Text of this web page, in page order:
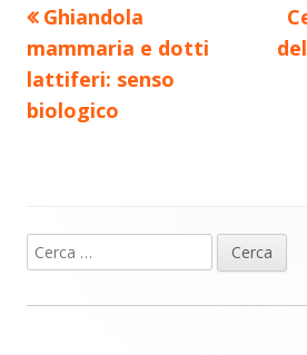
Navigazione
articoli
Precedente
articolo:
Ghiandola
mammaria e dotti
lattiferi: senso
biologico
Barra
laterale
Ricerca
per: